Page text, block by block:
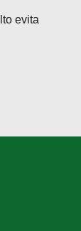
evita